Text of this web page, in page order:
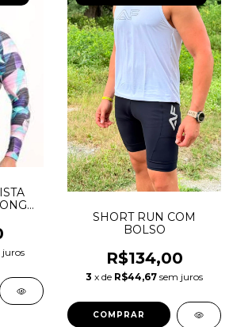
juros
SHORT RUN COM
BOLSO
R$134,00
3 x de R$44,67 sem juros
COMPRAR